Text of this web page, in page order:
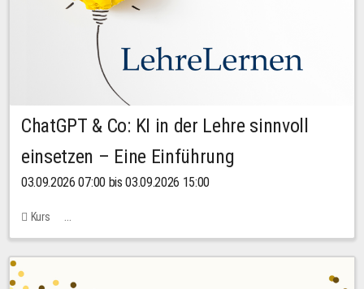
ChatGPT & Co: KI in der Lehre sinnvoll
einsetzen – Eine Einführung
03.09.2026 07:00 bis 03.09.2026 15:00
Kurs
Bachstraße 18k - SR 102 (Seminarraum Servicestelle LehreLernen)